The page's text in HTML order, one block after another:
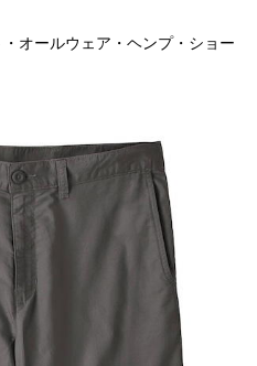
オールウェア・ヘンプ・ショー